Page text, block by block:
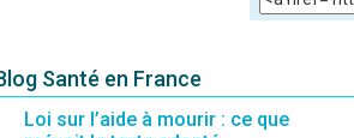
Santé en France
Loi sur l’aide à mourir : ce que